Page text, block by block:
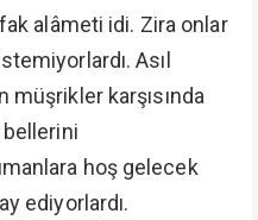
alâmeti idi. Zira onlar
Asıl
karşısında
hoş gelecek
ediyorlardı.